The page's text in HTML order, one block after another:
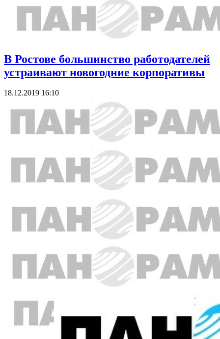
В Ростове большинство работодателей
устраивают новогодние корпоративы
18.12.2019 16:10